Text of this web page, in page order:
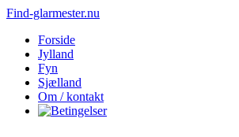
Find-glarmester.nu
Forside
Jylland
Fyn
Sjælland
Om / kontakt